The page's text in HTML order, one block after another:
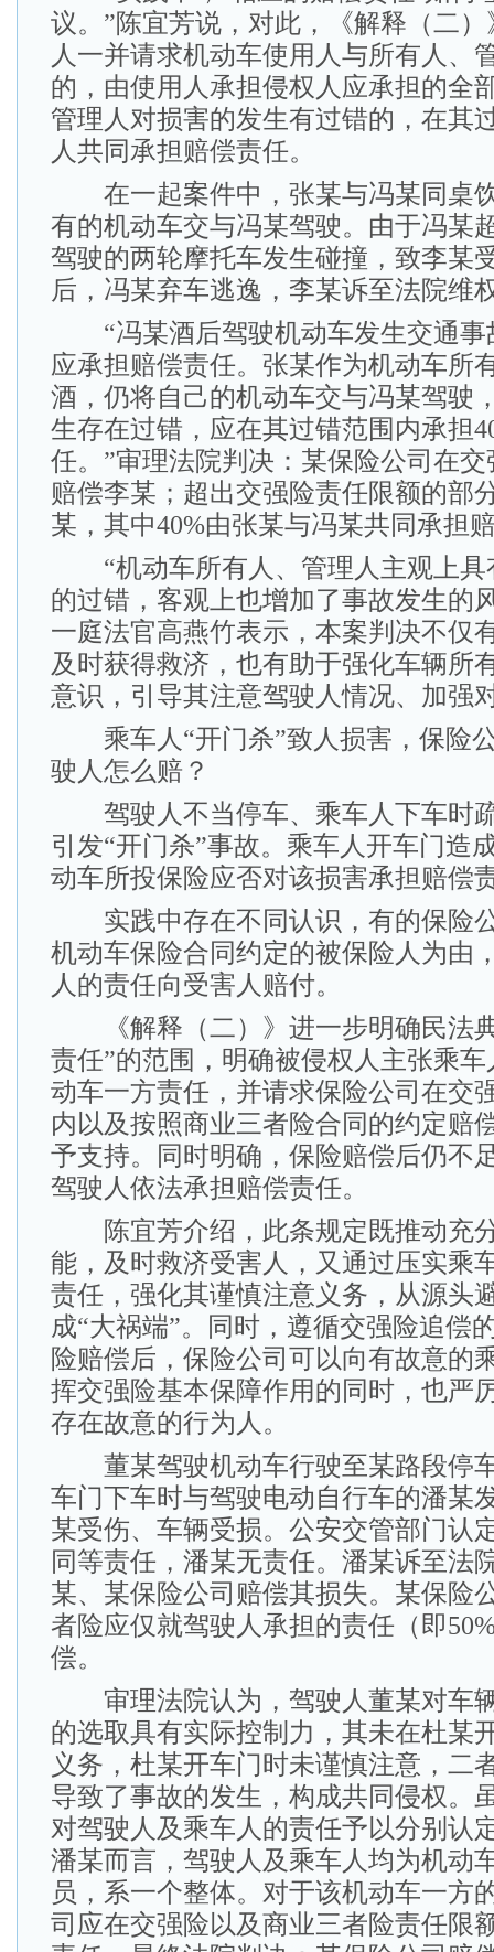
议。”陈宜芳说，对此，《解释（二
人一并请求机动车使用人与所有人、
的，由使用人承担侵权人应承担的全
管理人对损害的发生有过错的，在其
人共同承担赔偿责任。
在一起案件中，张某与冯某同桌
有的机动车交与冯某驾驶。由于冯某
驾驶的两轮摩托车发生碰撞，致李某
后，冯某弃车逃逸，李某诉至法院维
“冯某酒后驾驶机动车发生交通事
应承担赔偿责任。张某作为机动车所
酒，仍将自己的机动车交与冯某驾驶
生存在过错，应在其过错范围内承担
任。”审理法院判决：某保险公司在
赔偿李某；超出交强险责任限额的部
某，其中40%由张某与冯某共同承担
“机动车所有人、管理人主观上具
的过错，客观上也增加了事故发生的
一庭法官高燕竹表示，本案判决不仅
及时获得救济，也有助于强化车辆所
意识，引导其注意驾驶人情况、加强
乘车人“开门杀”致人损害，保险
驶人怎么赔？
驾驶人不当停车、乘车人下车时
引发“开门杀”事故。乘车人开车门造
动车所投保险应否对该损害承担赔偿
实践中存在不同认识，有的保险
机动车保险合同约定的被保险人为由
人的责任向受害人赔付。
《解释（二）》进一步明确民法
责任”的范围，明确被侵权人主张乘
动车一方责任，并请求保险公司在交
内以及按照商业三者险合同的约定赔
予支持。同时明确，保险赔偿后仍不
驾驶人依法承担赔偿责任。
陈宜芳介绍，此条规定既推动充
能，及时救济受害人，又通过压实乘
责任，强化其谨慎注意义务，从源头
成“大祸端”。同时，遵循交强险追偿
险赔偿后，保险公司可以向有故意的
挥交强险基本保障作用的同时，也严
存在故意的行为人。
董某驾驶机动车行驶至某路段停
车门下车时与驾驶电动自行车的潘某
某受伤、车辆受损。公安交管部门认
同等责任，潘某无责任。潘某诉至法
某、某保险公司赔偿其损失。某保险
者险应仅就驾驶人承担的责任（即
偿。
审理法院认为，驾驶人董某对车
的选取具有实际控制力，其未在杜某
义务，杜某开车门时未谨慎注意，二
导致了事故的发生，构成共同侵权。
对驾驶人及乘车人的责任予以分别认
潘某而言，驾驶人及乘车人均为机动
员，系一个整体。对于该机动车一方
司应在交强险以及商业三者险责任限